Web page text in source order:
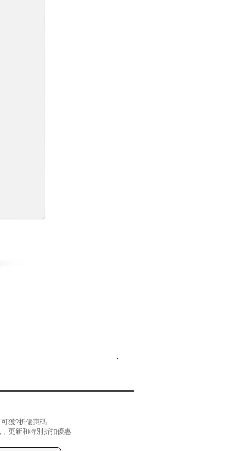
獲9折優惠碼
更新和特別折扣優惠